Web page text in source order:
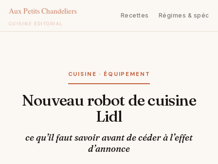
CUISINE ÉDITORIAL
Recettes Régimes &
CUISINE · ÉQUIPEMENT
Nouveau robot de cuisine
Lidl
ce qu’il faut savoir avant de céder à l’effet
d’annonce